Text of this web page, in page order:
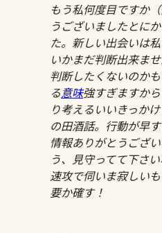
もう私何度目ですか
うございましたとに
た。新しい出会いは
いかまだ判断出来ま
判断したくないのか
る意味強すぎますか
り考えるいいきっか
の田酒話。行動が早
情報ありがとうござ
う、見守ってて下さ
速攻で伺いま寂しい
要か確す！